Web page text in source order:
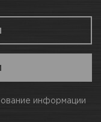
1/1
информации